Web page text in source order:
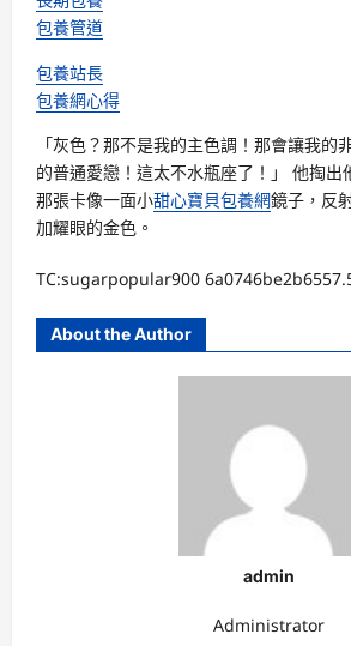
包養管道
包養站長
包養網心得
「灰色？那不是我的主色調！那會讓我的
的普通愛戀！這太不水瓶座了！」 他掏出
那張卡像一面小甜心寶貝包養網鏡子，反
加耀眼的金色。
TC:sugarpopular900
About the Author
admin
Administrator